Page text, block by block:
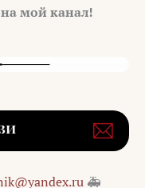
мой канал!
🚑